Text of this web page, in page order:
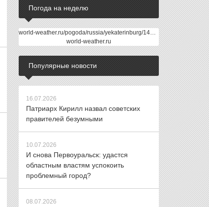
Погода на неделю
world-weather.ru/pogoda/russia/yekaterinburg/14days/
world-weather.ru
Популярные новости
16.07.2026
Патриарх Кирилл назвал советских
правителей безумными
10.07.2026
И снова Первоуральск: удастся
областным властям успокоить
проблемный город?
08.07.2026